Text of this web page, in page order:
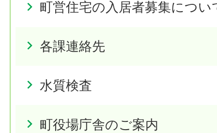
町営住宅の入居者募集につい
各課連絡先
水質検査
町役場庁舎のご案内